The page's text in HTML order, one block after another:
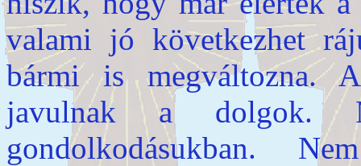
valami jó következhet
bármi is megváltozna.
javulnak a dolgok.
gondolkodásukban.